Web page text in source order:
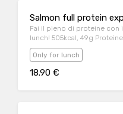
Salmon full protein
Fai il pieno di proteine con
lunch! 505kcal, 49g
Mezza porzione di riso al
sake, mini tartare al
Only for lunch
18.90 €